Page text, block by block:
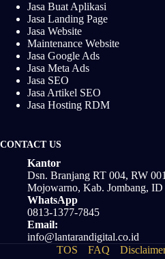
Jasa Buat Aplikasi
Jasa Landing Page
Jasa Website
Maintenance Website
Jasa Google Ads
Jasa Meta Ads
Jasa SEO
Jasa Artikel SEO
Jasa Hosting RDM
CONTACT US
Kantor
Dsn. Branjang RT 004, RW
Mojowarno, Kab. Jombang, ID
WhatsApp
0813-1377-7845
Email:
info@lantarandigital.co.id
TOS
FAQ